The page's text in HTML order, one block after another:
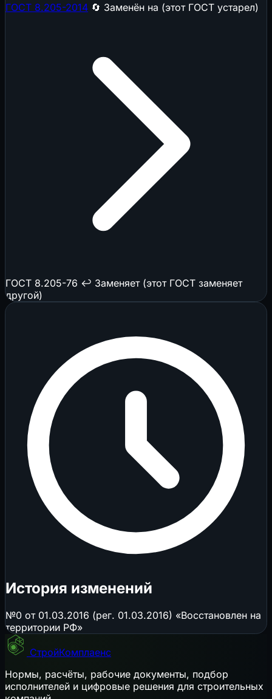
ГОСТ 8.205-2014 🔄 Заменён на (этот ГОСТ устарел)
ГОСТ 8.205-76 ↩️ Заменяет (этот ГОСТ заменяет
другой)
История изменений
№0 от 01.03.2016 (рег. 01.03.2016) «Восстановлен на
территории РФ»
СтройКомплаенс
Нормы, расчёты, рабочие документы, подбор
исполнителей и цифровые решения для строительных